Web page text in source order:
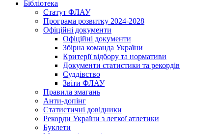
Бібліотека
Статут ФЛАУ
Програма розвитку 2024-2028
Офіційні документи
Офіційні документи
Збірна команда України
Критерії відбору та нормативи
Документи статистики та рекордів
Суддівство
Звіти ФЛАУ
Правила змагань
Анти-допінг
Статистичні довідники
Рекорди України з легкої атлетики
Буклети